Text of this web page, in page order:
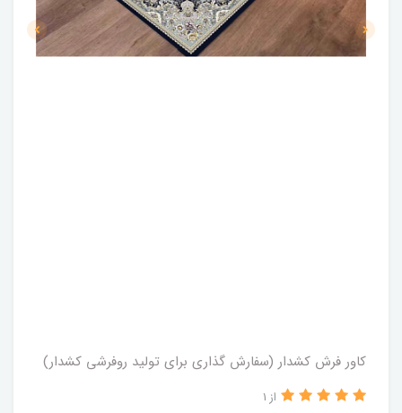
کاور فرش کشدار (سفارش گذاری برای تولید روفرشی کشدار)
از 1